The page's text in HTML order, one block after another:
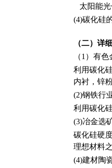
太阳能光
(4)碳化硅
（二）详
（1）有
利用碳化
内衬，锌
(2)钢铁行
利用碳化
(3)冶金选
碳化硅硬
理想材料
(4)建材陶